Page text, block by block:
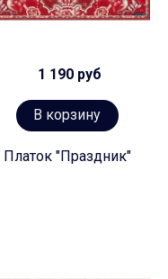
1 190 руб
В корзину
Платок "Праздник"